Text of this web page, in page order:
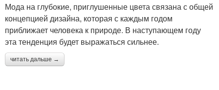
Мода на глубокие, приглушенные цвета связана с общей
концепцией дизайна, которая с каждым годом
приближает человека к природе. В наступающем году
эта тенденция будет выражаться сильнее.
читать дальше →